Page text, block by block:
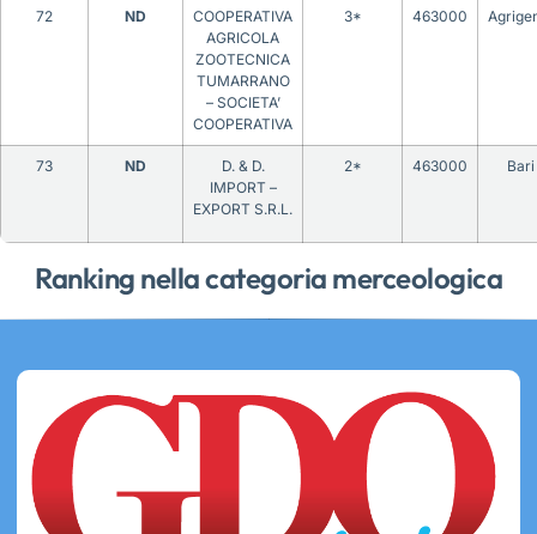
Ranking nella categoria merceologica
72 ND
COOPERATIVA
AGRICOLA
ZOOTECNICA
TUMARRANO
– SOCIETA’
COOPERATIVA
3* 463000
73 ND
D. & D.
IMPORT –
EXPORT S.R.L.
2* 463000 Bari